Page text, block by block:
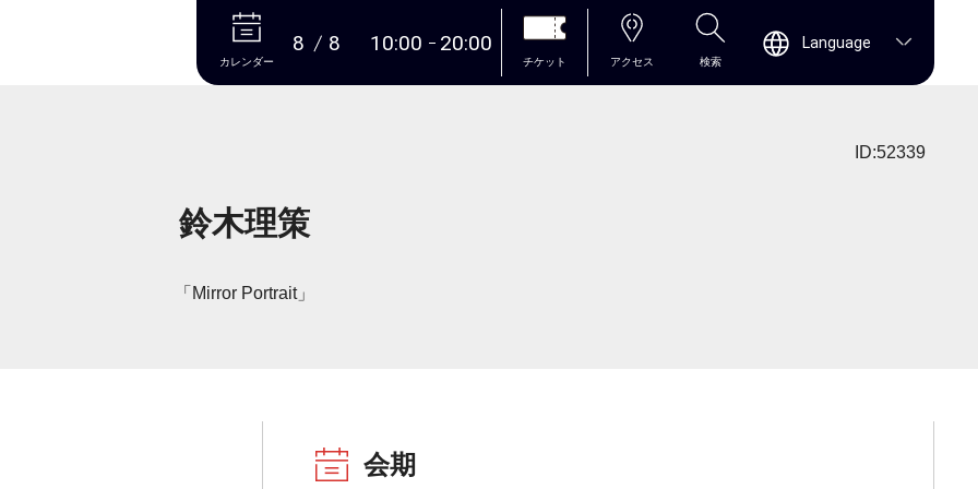
本文へ
カレンダー
8 8 10:00 20:00
チケット アクセス 検索
Language
ID:52339
鈴木理策
「Mirror Portrait」
会期